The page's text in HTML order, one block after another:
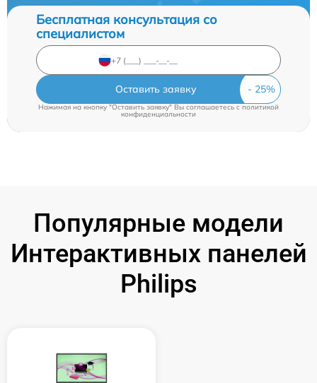
Бесплатная консультация со
специалистом
Оставить заявку
Нажимая на кнопку "Оставить заявку" Вы соглашаетесь c политикой
конфиденциальности
Популярные модели
Интерактивных панелей
Philips